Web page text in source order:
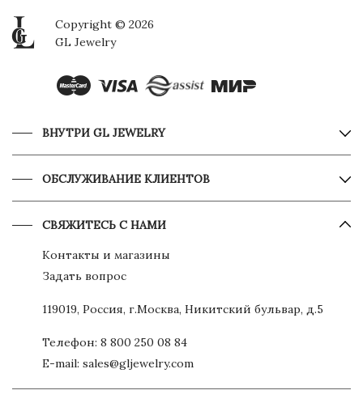
Copyright © 2026
GL Jewelry
ВНУТРИ GL JEWELRY
ОБСЛУЖИВАНИЕ КЛИЕНТОВ
СВЯЖИТЕСЬ С НАМИ
Контакты и магазины
Задать вопрос
119019, Россия, г.Москва, Никитский бульвар, д.5
Телефон: 8 800 250 08 84
E-mail: sales@gljewelry.com